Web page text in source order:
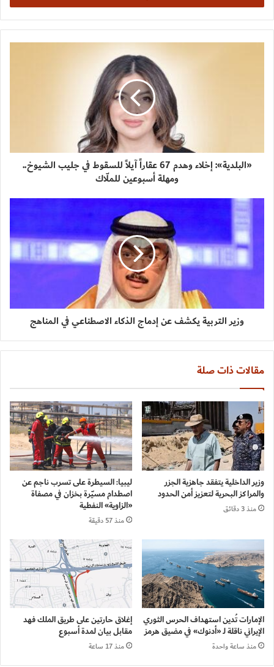
«البلدية»: إخلاء وهدم 67 عقاراً آيلاً للسقوط في جليب الشيوخ..
ومهلة أسبوعين للملّاك
وزير التربية يكشف عن إدماج الذكاء الاصطناعي في المناهج
مقالات ذات صلة
وزير الداخلية يتفقد جاهزية الجزر
والمراكز البحرية لتعزيز أمن الحدود
منذ 3 دقائق
ليبيا: السيطرة على تسرب ناجم عن
اصطدام مسيّرة بخزان في مصفاة
«الزاوية» النفطية
منذ 57 دقيقة
الإمارات تُدين استهداف الحرس الثوري
الإيراني ناقلة لـ «أدنوك» في مضيق هرمز
منذ ساعة واحدة
إغلاق حارتين على طريق الملك فهد
مقابل بيان لمدة أسبوع
منذ 17 ساعة